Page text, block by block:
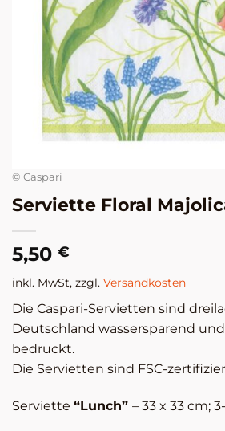
© Caspari
Serviette Floral
5,50 €
inkl. MwSt, zzgl. Versandkosten
Die Caspari-Servietten sind
Deutschland wassersparend
bedruckt.
Die Servietten sind FSC-
Serviette “Lunch” – 33 x 33 cm;